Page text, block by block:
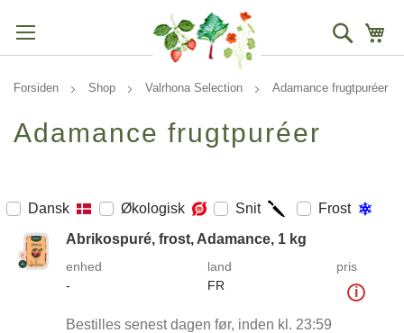
Søg
Forsiden Shop Valrhona Selection Adamance frugtpuréer
Adamance frugtpuréer
Dansk Økologisk Snit
Frost
Abrikospuré, frost, Adamance, 1 kg
enhed
-
land
FR
pris
i
Bestilles senest dagen før, inden kl. 23:59